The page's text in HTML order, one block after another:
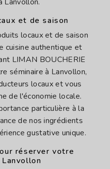
et de saison
locaux et de saison
cuisine authentique et
LIMAN BOUCHERIE
séminaire à Lanvollon,
locaux et vous
de l'économie locale.
particulière à la
de nos ingrédients
gustative unique.
réserver votre